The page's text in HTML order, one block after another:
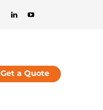
Get a Quote